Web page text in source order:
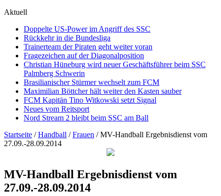
Aktuell
Doppelte US-Power im Angriff des SSC
Rückkehr in die Bundesliga
Trainerteam der Piraten geht weiter voran
Fragezeichen auf der Diagonalposition
Christian Hüneburg wird neuer Geschäftsführer beim SSC
Palmberg Schwerin
Brasilianischer Stürmer wechselt zum FCM
Maximilian Böttcher hält weiter den Kasten sauber
FCM Kapitän Tino Witkowski setzt Signal
Neues vom Reitsport
Nord Stream 2 bleibt beim SSC am Ball
Startseite / Handball / Frauen / MV-Handball Ergebnisdienst vom
27.09.-28.09.2014
MV-Handball Ergebnisdienst vom
27.09.-28.09.2014